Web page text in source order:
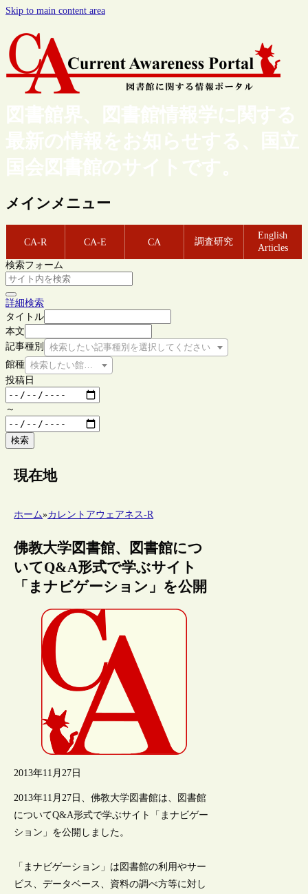
Skip to main content area
図書館界、図書館情報学に関する
最新の情報をお知らせする、国立
国会図書館のサイトです。
メインメニュー
CA-R CA-E CA 調査研究
English
Articles
検索フォーム
詳細検索
タイトル
本文
記事種別
検索したい記事種別を選択してください
館種 検索したい館種を選択してください
投稿日
～
検索
現在地
ホーム»カレントアウェアネス-R
佛教大学図書館、図書館につ
いてQ&A形式で学ぶサイト
「まナビゲーション」を公開
2013年11月27日
2013年11月27日、佛教大学図書館は、図書館
についてQ&A形式で学ぶサイト「まナビゲー
ション」を公開しました。
「まナビゲーション」は図書館の利用やサー
ビス、データベース、資料の調べ方等に対し